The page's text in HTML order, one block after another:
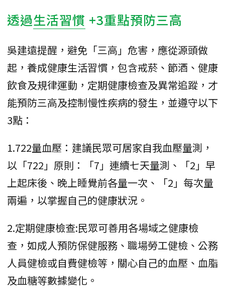
透過生活習慣 +3重點預防三高
吳建遠提醒，避免「三高」危害，應從源頭做
起，養成健康生活習慣，包含戒菸、節酒、健康
飲食及規律運動，定期健康檢查及異常追蹤，才
能預防三高及控制慢性疾病的發生，並遵守以下
3點：
1.722量血壓：建議民眾可居家自我血壓量測，
以「722」原則：「7」連續七天量測、「2」早
上起床後、晚上睡覺前各量一次、「2」每次量
兩遍，以掌握自己的健康狀況。
2.定期健康檢查:民眾可善用各場域之健康檢
查，如成人預防保健服務、職場勞工健檢、公務
人員健檢或自費健檢等，關心自己的血壓、血脂
及血糖等數據變化。